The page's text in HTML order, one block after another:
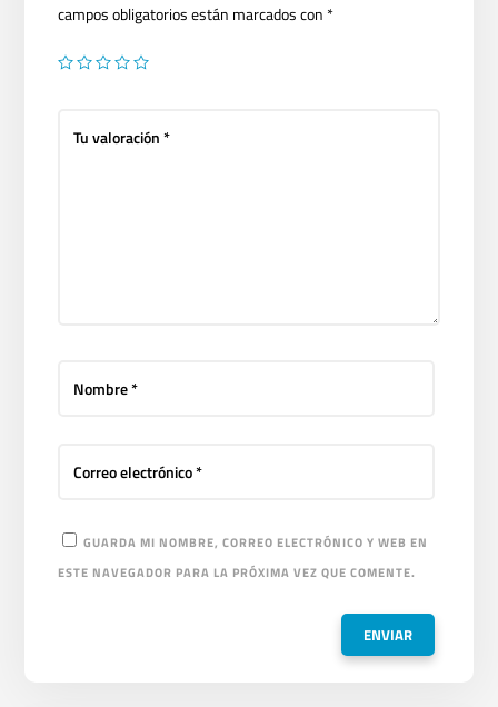
campos obligatorios están marcados con *
GUARDA MI NOMBRE, CORREO ELECTRÓNICO Y WEB EN
ESTE NAVEGADOR PARA LA PRÓXIMA VEZ QUE COMENTE.